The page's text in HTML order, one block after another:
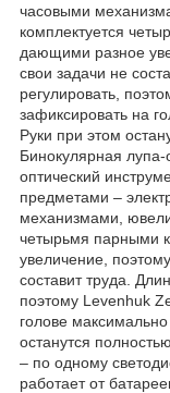
часовыми
комплектуется
дающими разное
свои задачи не
регулировать,
зафиксировать на
Руки при этом
Бинокулярная
оптический
предметами –
механизмами,
четырьмя парными
увеличение,
составит труда.
поэтому Levenhuk
голове
останутся
– по одному
работает от